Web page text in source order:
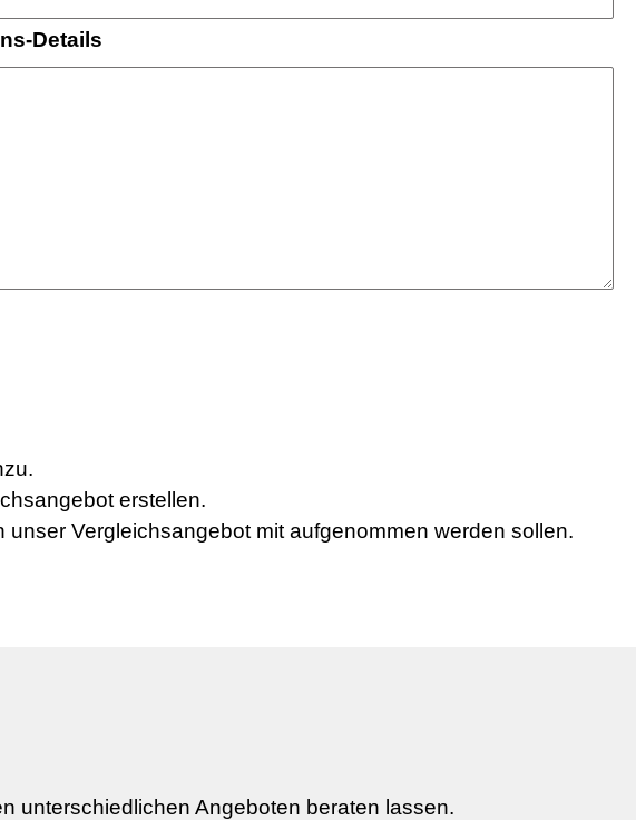
Details
erstellen.
Vergleichsangebot mit aufgenommen werden sollen.
unterschiedlichen Angeboten beraten lassen.